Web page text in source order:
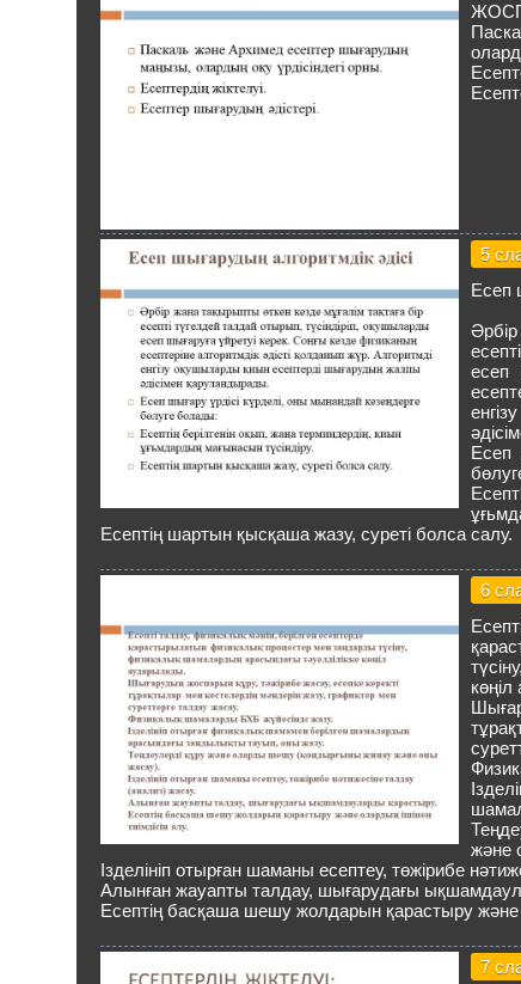
5
Есеп
есеп
Есеп
Есептің шартын қысқаша жазу, суреті болса салу.
6
және
Ізделініп отырған шаманы есептеу, төжірибе
Алынған жауапты талдау, шығарудағы
Есептің басқаша шешу жолдарын қарастыру және
7